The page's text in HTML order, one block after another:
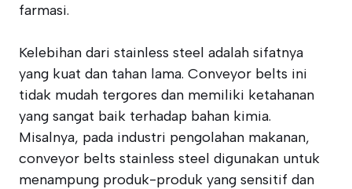
farmasi.
Kelebihan dari stainless steel adalah sifatnya
yang kuat dan tahan lama. Conveyor belts ini
tidak mudah tergores dan memiliki ketahanan
yang sangat baik terhadap bahan kimia.
Misalnya, pada industri pengolahan makanan,
conveyor belts stainless steel digunakan untuk
menampung produk-produk yang sensitif dan